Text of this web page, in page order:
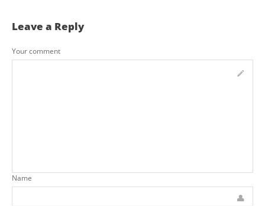
Leave a Reply
Your comment
Name